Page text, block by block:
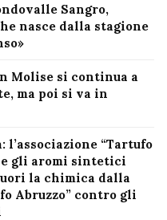
Sangro,
nasce dalla stagione
Molise si continua a
ma poi si va in
“Tartufo
gli aromi sintetici
la chimica dalla
Abruzzo” contro gli